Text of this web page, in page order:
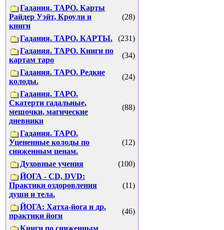
Гадания. ТАРО. Карты
Райдер Уэйт, Кроули и
книги
(28)
Гадания. ТАРО. КАРТЫ.
(231)
Гадания. ТАРО. Книги по
картам таро
(34)
Гадания. ТАРО. Редкие
колоды.
(24)
Гадания. ТАРО.
Скатерти гадальные,
мешочки, магические
дневники
(88)
Гадания. ТАРО.
Уцененные колоды по
сниженным ценам.
(12)
Духовные учения
(100)
ЙОГА - CD, DVD:
Практики оздоровления
души и тела.
(11)
ЙОГА: Хатха-йога и др.
практики йоги
(46)
Книги по сниженным